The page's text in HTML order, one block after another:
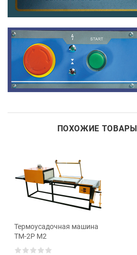
ПОХОЖИЕ ТОВАРЫ
Термоусадочная машина
ТМ-2Р М2